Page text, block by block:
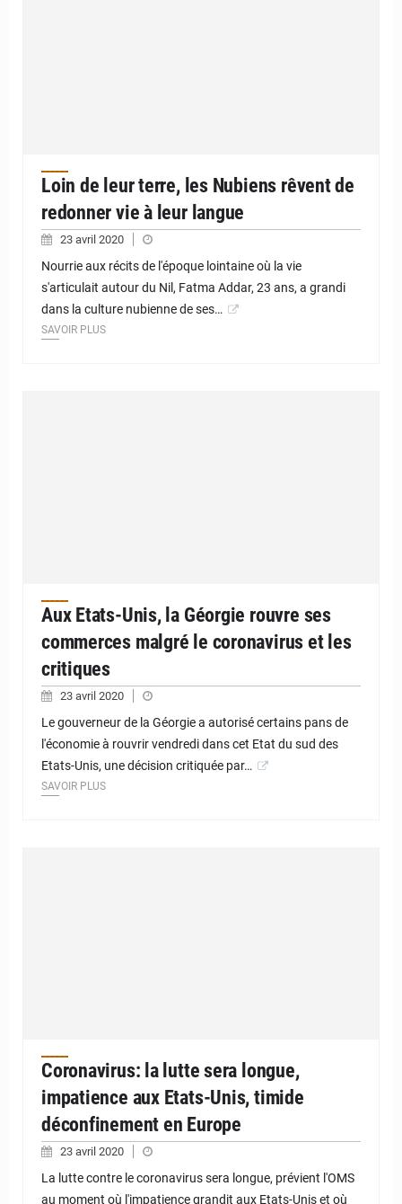
Loin de leur terre, les Nubiens rêvent de
redonner vie à leur langue
23 avril 2020
Nourrie aux récits de l'époque lointaine où la vie
s'articulait autour du Nil, Fatma Addar, 23 ans, a grandi
dans la culture nubienne de ses…
SAVOIR PLUS
Aux Etats-Unis, la Géorgie rouvre ses
commerces malgré le coronavirus et les
critiques
23 avril 2020
Le gouverneur de la Géorgie a autorisé certains pans de
l'économie à rouvrir vendredi dans cet Etat du sud des
Etats-Unis, une décision critiquée par…
SAVOIR PLUS
Coronavirus: la lutte sera longue,
impatience aux Etats-Unis, timide
déconfinement en Europe
23 avril 2020
La lutte contre le coronavirus sera longue, prévient l'OMS
au moment où l'impatience grandit aux Etats-Unis et où